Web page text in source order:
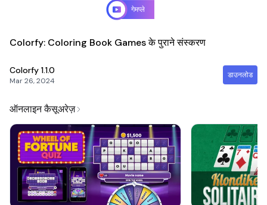
गेमप्ले
Colorfy: Coloring Book Games के पुराने संस्करण
Colorfy 1.1.0
Mar 26, 2024
डाउनलोड
ऑनलाइन कैसूअरेज़